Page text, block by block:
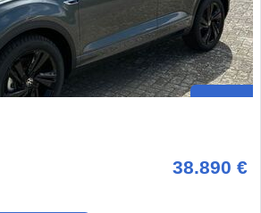
38.890 €